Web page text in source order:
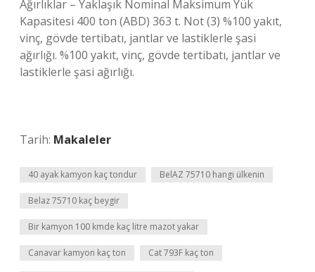
Ağırlıklar – Yaklaşık Nominal Maksimum Yük
Kapasitesi 400 ton (ABD) 363 t. Not (3) %100 yakıt,
vinç, gövde tertibatı, jantlar ve lastiklerle şasi
ağırlığı. %100 yakıt, vinç, gövde tertibatı, jantlar ve
lastiklerle şasi ağırlığı.
Tarih: Makaleler
40 ayak kamyon kaç tondur BelAZ 75710 hangi ülkenin
Belaz 75710 kaç beygir
Bir kamyon 100 kmde kaç litre mazot yakar
Canavar kamyon kaç ton Cat 793F kaç ton